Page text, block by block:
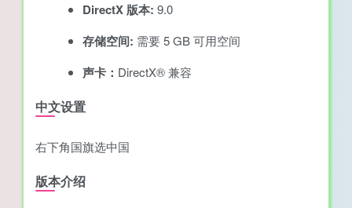
DirectX 版本: 9.0
存储空间: 需要 5 GB 可用空间
声卡： DirectX® 兼容
中文设置
右下角国旗选中国
版本介绍